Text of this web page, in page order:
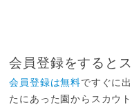
会員登録をすると
会員登録は無料ですぐに
たにあった園からスカウト